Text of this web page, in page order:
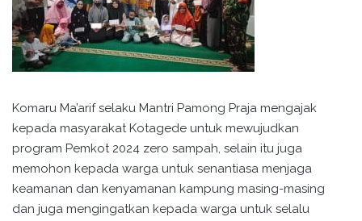
Komaru Ma’arif selaku Mantri Pamong Praja mengajak
kepada masyarakat Kotagede untuk mewujudkan
program Pemkot 2024 zero sampah, selain itu juga
memohon kepada warga untuk senantiasa menjaga
keamanan dan kenyamanan kampung masing-masing
dan juga mengingatkan kepada warga untuk selalu